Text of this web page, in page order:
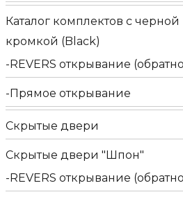
Каталог комплектов c черной
кромкой (Black)
REVERS открывание
Прямое открывание
Скрытые двери
Скрытые двери "Шпон"
REVERS открывание